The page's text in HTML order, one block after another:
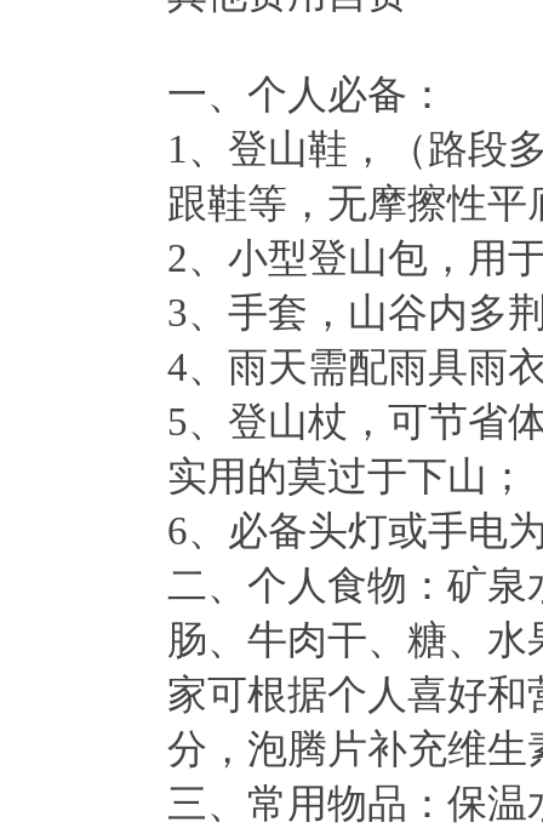
一、个人必备：
1、登山鞋，（路段
跟鞋等，无摩擦性
2、小型登山包，用
3、手套，山谷内多
4、雨天需配雨具雨
5、登山杖，可节省
实用的莫过于下山；
6、必备头灯或手电
二、个人食物：矿
肠、牛肉干、糖、
家可根据个人喜好
分，泡腾片补充维生
三、常用物品：保